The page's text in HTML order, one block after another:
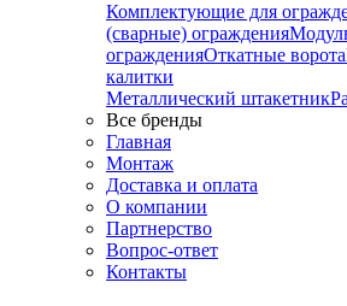
Комплектующие для
(сварные) ограждения
огражденияОткатные ворота
калитки
Металлический штакетник
Все бренды
Главная
Монтаж
Доставка и оплата
О компании
Партнерство
Вопрос-ответ
Контакты